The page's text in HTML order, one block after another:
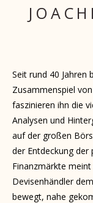
Seit rund 40 Jahren
Zusammenspiel
faszinieren ihn die
Analysen und
auf der großen
der Entdeckung der
Finanzmärkte
Devisenhändler
bewegt, nahe